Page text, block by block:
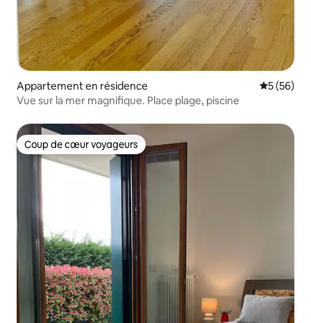
Appartement en résidence
5 (56)
Vue sur la mer magnifique. Place plage, piscine
Coup de cœur voyageurs
Coup de cœur voyageurs